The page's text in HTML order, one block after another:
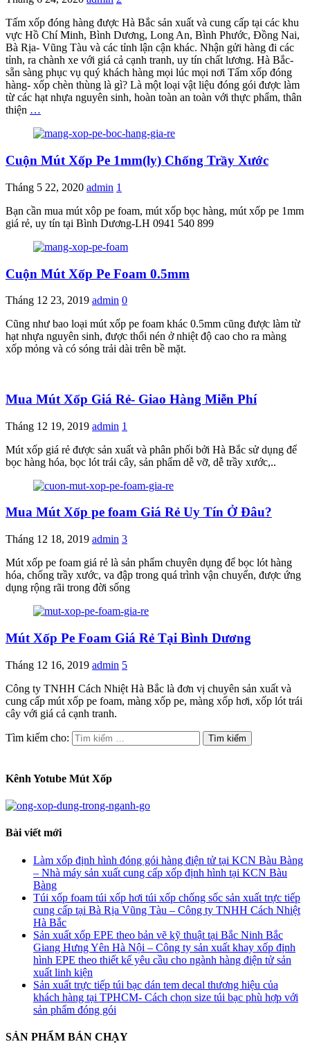
Tấm xốp đóng hàng được Hà Bắc sản xuất và cung cấp tại các khu
vực Hồ Chí Minh, Bình Dương, Long An, Bình Phước, Đồng Nai,
Bà Rịa- Vũng Tàu và các tỉnh lận cận khác. Nhận gửi hàng đi các
tỉnh, ra chành xe với giá cả cạnh tranh, uy tín chất lương. Hà Bắc-
sẵn sàng phục vụ quý khách hàng mọi lúc mọi nơi Tấm xốp đóng
hàng- xốp chèn thùng là gì? Là một loại vật liệu đóng gói được làm
từ các hạt nhựa nguyên sinh, hoàn toàn an toàn với thực phẩm, thân
thiện …
Cuộn Mút Xốp Pe 1mm(ly) Chống Trầy Xước
Tháng 5 22, 2020 admin 1
Bạn cần mua mút xôp pe foam, mút xốp bọc hàng, mút xốp pe 1mm
giá rẻ, uy tín tại Bình Dương-LH 0941 540 899
Cuộn Mút Xốp Pe Foam 0.5mm
Tháng 12 23, 2019 admin 0
Cũng như bao loại mút xốp pe foam khác 0.5mm cũng được làm từ
hạt nhựa nguyên sinh, được thổi nén ở nhiệt độ cao cho ra màng
xốp mỏng và có sóng trải dài trên bề mặt.
Mua Mút Xốp Giá Rẻ- Giao Hàng Miễn Phí
Tháng 12 19, 2019 admin 1
Mút xốp giá rẻ được sản xuất và phân phối bởi Hà Bắc sử dụng để
bọc hàng hóa, bọc lót trái cây, sản phẩm dễ vỡ, dễ trầy xước,..
Mua Mút Xốp pe foam Giá Rẻ Uy Tín Ở Đâu?
Tháng 12 18, 2019 admin 3
Mút xốp pe foam giá rẻ là sản phẩm chuyên dụng để bọc lót hàng
hóa, chống trầy xước, va đập trong quá trình vận chuyển, được ứng
dụng rộng rãi trong đời sống
Mút Xốp Pe Foam Giá Rẻ Tại Bình Dương
Tháng 12 16, 2019 admin 5
Công ty TNHH Cách Nhiệt Hà Bắc là đơn vị chuyên sản xuất và
cung cấp mút xốp pe foam, màng xốp pe, màng xốp hơi, xốp lót trái
cây với giá cả cạnh tranh.
Tìm kiếm cho:
Kênh Yotube Mút Xốp
Bài viết mới
Làm xốp định hình đóng gói hàng điện tử tại KCN Bàu Bàng
– Nhà máy sản xuất cung cấp xốp định hình tại KCN Bàu
Bàng
Túi xốp foam túi xốp hơi túi xốp chống sốc sản xuất trực tiếp
cung cấp tại Bà Rịa Vũng Tàu – Công ty TNHH Cách Nhiệt
Hà Bắc
Sản xuất xốp EPE theo bản vẽ kỹ thuật tại Bắc Ninh Bắc
Giang Hưng Yên Hà Nội – Công ty sản xuất khay xốp định
hình EPE theo thiết kế yêu cầu cho ngành hàng điện tử sản
xuất linh kiện
Sản xuất trực tiếp túi bạc dán tem decal thương hiệu của
khách hàng tại TPHCM- Cách chọn size túi bạc phù hợp với
sản phẩm đóng gói
SẢN PHẨM BÁN CHẠY